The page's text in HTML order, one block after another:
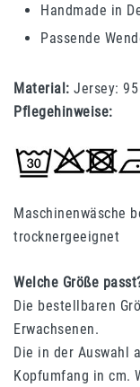
Handmade in
Passende
Material: Jersey:
Pflegehinweise:
Maschinenwäsche
trocknergeeignet
Welche Größe
Die bestellbaren
Erwachsenen.
Die in der Auswahl
Kopfumfang in cm.